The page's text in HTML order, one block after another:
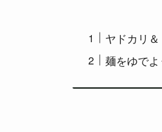
ヤドカリ
麺をゆで